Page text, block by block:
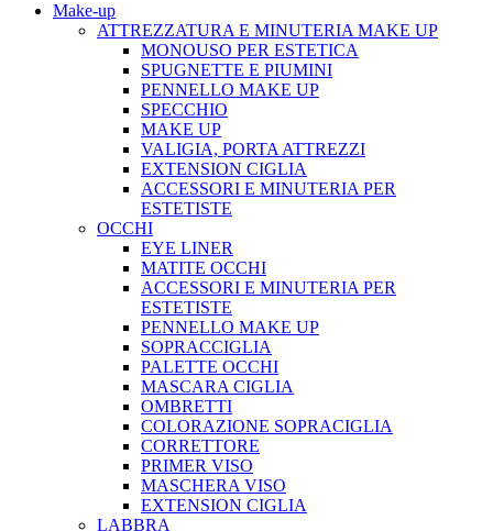
Make-up
ATTREZZATURA E MINUTERIA MAKE UP
MONOUSO PER ESTETICA
SPUGNETTE E PIUMINI
PENNELLO MAKE UP
SPECCHIO
MAKE UP
VALIGIA, PORTA ATTREZZI
EXTENSION CIGLIA
ACCESSORI E MINUTERIA PER
ESTETISTE
OCCHI
EYE LINER
MATITE OCCHI
ACCESSORI E MINUTERIA PER
ESTETISTE
PENNELLO MAKE UP
SOPRACCIGLIA
PALETTE OCCHI
MASCARA CIGLIA
OMBRETTI
COLORAZIONE SOPRACIGLIA
CORRETTORE
PRIMER VISO
MASCHERA VISO
EXTENSION CIGLIA
LABBRA